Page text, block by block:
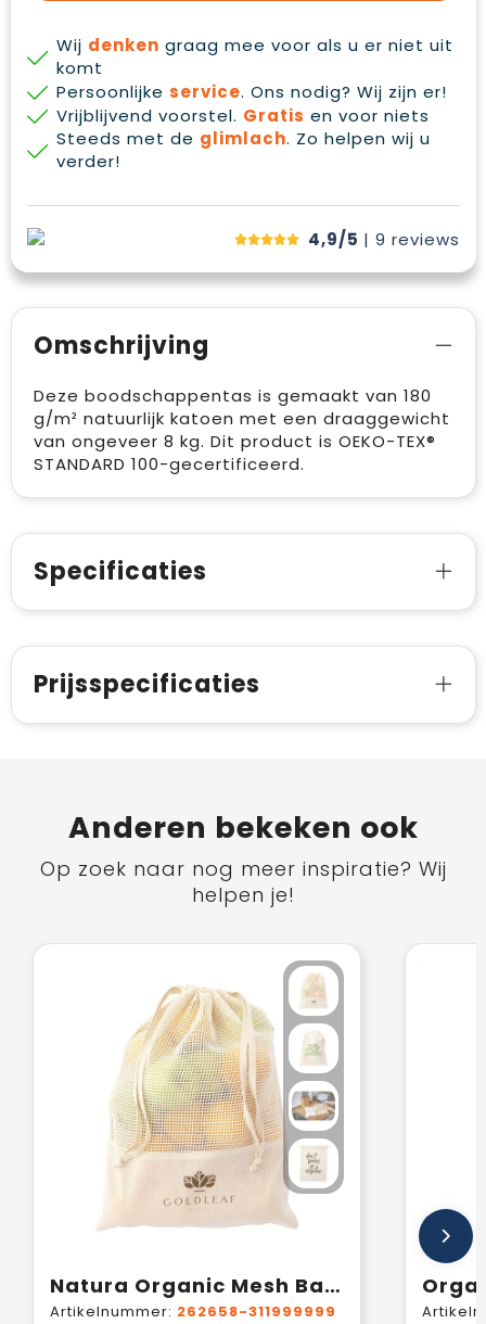
Wij denken graag mee voor als u er niet uit
komt
Persoonlijke service. Ons nodig? Wij zijn er!
Vrijblijvend voorstel. Gratis en voor niets
Steeds met de glimlach. Zo helpen wij u
verder!
4,9/5 | 9 reviews
Omschrijving
Deze boodschappentas is gemaakt van 180
g/m² natuurlijk katoen met een draaggewicht
van ongeveer 8 kg. Dit product is OEKO-TEX®
STANDARD 100-gecertificeerd.
Specificaties
Prijsspecificaties
Anderen bekeken ook
Op zoek naar nog meer inspiratie? Wij
helpen je!
Natura Organic Mesh Bag (120 g/m²) fruitzakje
Artikelnummer: 262658-311999999